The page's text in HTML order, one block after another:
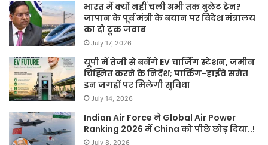
भारत में क्यों नहीं चली अभी तक बुलेट ट्रेन?
जापान के पूर्व मंत्री के बयान पर विदेश मंत्रालय
का दो टूक जवाब
July 17, 2026
यूपी में तेजी से बनेंगे EV चार्जिंग स्टेशन, जमीन
चिह्नित करने के निर्देश; पार्किंग-हाईवे समेत
इन जगहों पर मिलेगी सुविधा
July 14, 2026
Indian Air Force ने Global Air Power
Ranking 2026 में China को पीछे छोड़ दिया..!
July 8, 2026